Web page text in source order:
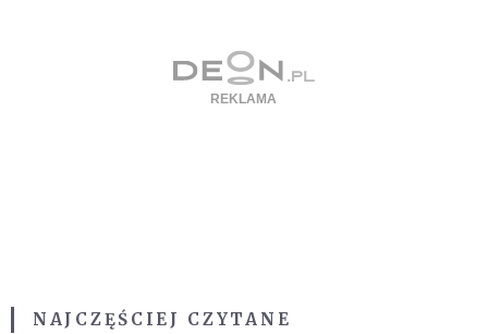
NAJCZĘŚCIEJ CZYTANE